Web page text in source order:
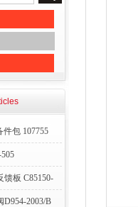
包 107755
馈板 C85150-
2003/B